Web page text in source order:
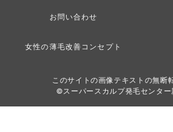
お問い合わせ
女性の薄毛改善コンセプト
このサイトの画像テキストの無断
©スーパースカルプ発毛センター